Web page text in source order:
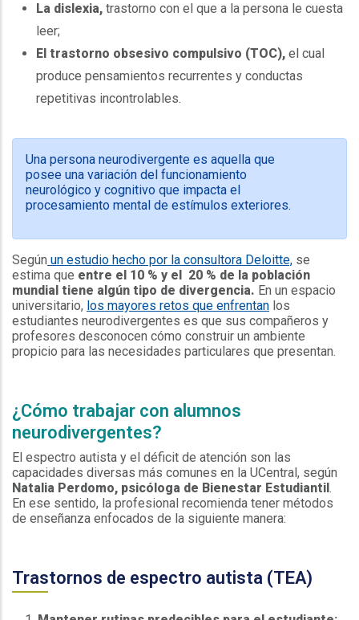
La dislexia, trastorno con el que a la persona le cuesta
leer;
El trastorno obsesivo compulsivo (TOC), el cual
produce pensamientos recurrentes y conductas
repetitivas incontrolables.
Una persona neurodivergente es aquella que
posee una variación del funcionamiento
neurológico y cognitivo que impacta el
procesamiento mental de estímulos exteriores.
Según un estudio hecho por la consultora Deloitte, se
estima que entre el 10 % y el 20 % de la población
mundial tiene algún tipo de divergencia. En un espacio
universitario, los mayores retos que enfrentan los
estudiantes neurodivergentes es que sus compañeros y
profesores desconocen cómo construir un ambiente
propicio para las necesidades particulares que presentan.
¿Cómo trabajar con alumnos
neurodivergentes?
El espectro autista y el déficit de atención son las
capacidades diversas más comunes en la UCentral, según
Natalia Perdomo, psicóloga de Bienestar Estudiantil .
En ese sentido, la profesional recomienda tener métodos
de enseñanza enfocados de la siguiente manera:
Trastornos de espectro autista (TEA)